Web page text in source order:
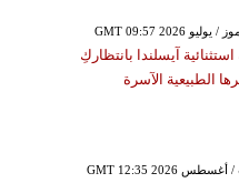
آيسلندا بانتظاركِ
الطبيعية الآسرة